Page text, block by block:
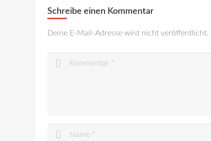
Schreibe einen Kommentar
Deine E-Mail-Adresse wird nicht veröffentlicht.